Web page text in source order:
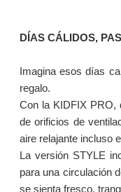
DÍAS CÁLIDOS,
Imagina esos días
regalo.
Con la KIDFIX PRO,
de orificios de
aire relajante incluso
La versión STYLE
para una circulación
se sienta fresco,